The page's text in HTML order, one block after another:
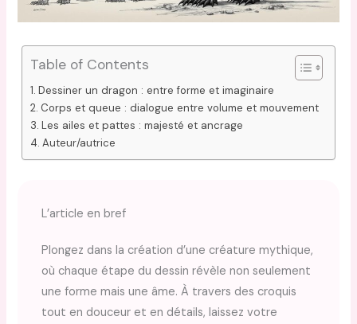
Table of Contents
Dessiner un dragon : entre forme et imaginaire
Corps et queue : dialogue entre volume et mouvement
Les ailes et pattes : majesté et ancrage
Auteur/autrice
L’article en bref
Plongez dans la création d’une créature mythique,
où chaque étape du dessin révèle non seulement
une forme mais une âme. À travers des croquis
tout en douceur et en détails, laissez votre